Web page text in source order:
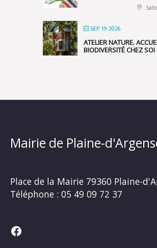
SEP 19 2026
ATELIER NATURE.
BIODIVERSITÉ CHEZ SOI
Mairie de Plaine-
Place de la Mairie 79360 Plaine-
Téléphone : 05 49 09 72 37
Facebook